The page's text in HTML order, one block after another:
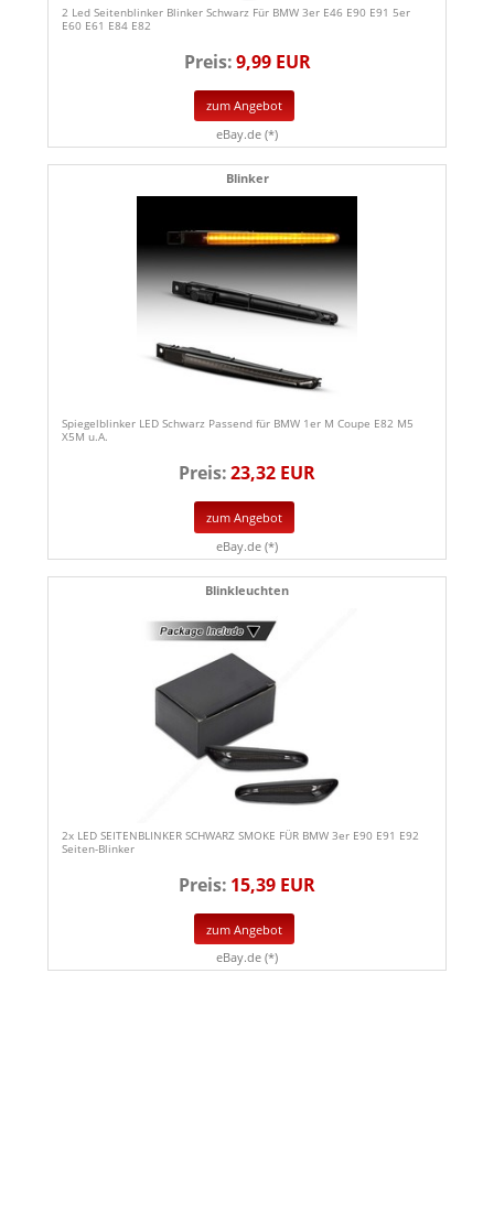
2 Led Seitenblinker Blinker Schwarz Für BMW 3er E46 E90 E91 5er
E60 E61 E84 E82
Preis:9,99 EUR
zum Angebot
eBay.de (*)
Blinker
Spiegelblinker LED Schwarz Passend für BMW 1er M Coupe E82 M5
X5M u.A.
Preis:23,32 EUR
zum Angebot
eBay.de (*)
Blinkleuchten
2x LED SEITENBLINKER SCHWARZ SMOKE FÜR BMW 3er E90 E91 E92
Seiten-Blinker
Preis: 15,39 EUR
zum Angebot
eBay.de (*)